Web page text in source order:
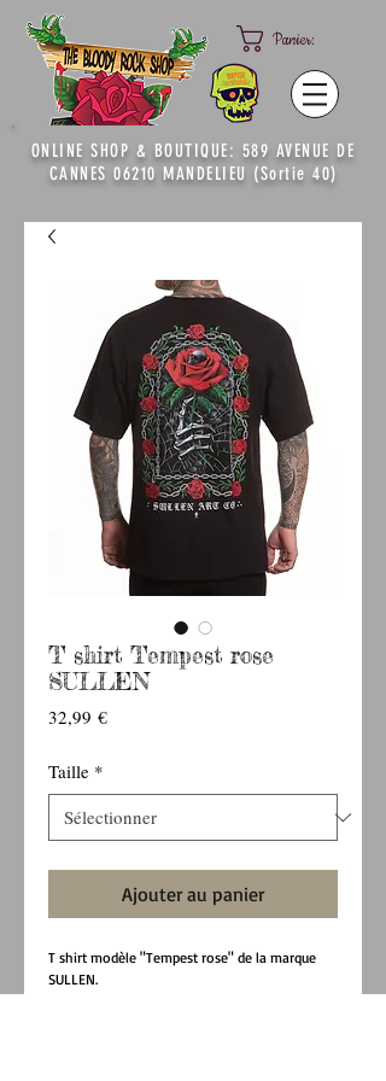
Panier:
ONLINE SHOP & BOUTIQUE: 589 AVENUE DE
CANNES 06210 MANDELIEU (Sortie 40)
T shirt Tempest rose
SULLEN
32,99 €Prix
Taille *
Ajouter au panier
T shirt modèle "Tempest rose" de la marque
SULLEN.